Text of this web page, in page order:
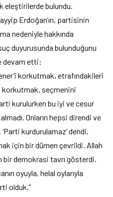
bulundu.
Erdoğan’ın, partisinin
nedeniyle hakkında
duyurusunda bulunduğunu
devam etti:
korkutmak, etrafındakileri
korkutmak, seçmenini
kurulurken bu iyi ve cesur
Onların hepsi direndi ve
kurdurulamaz’ dendi,
için bir dümen çevrildi. Allah
bir demokrasi tavrı gösterdi.
oyuyla, helal oylarıyla
olduk.”